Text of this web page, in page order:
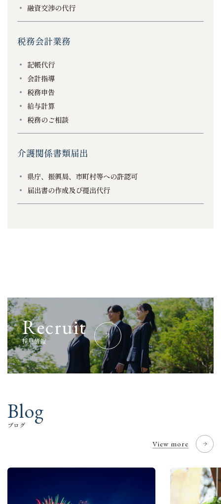
融資交渉の代行
税務会計業務
記帳代行
会計指導
税務申告
給与計算
税務のご相談
介護関係書類届出
県庁、振興局、市町村等への許認可
届出書の作成及び提出代行
採用情報
Recruit
ブロ グ
Blog
View more